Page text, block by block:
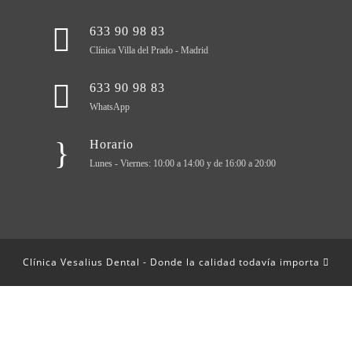
633 90 98 83
Clínica Villa del Prado - Madrid
633 90 98 83
WhatsApp
Horario
Lunes - Viernes: 10:00 a 14:00 y de 16:00 a 20:00
Clínica Vesalius Dental - Donde la calidad todavía importa